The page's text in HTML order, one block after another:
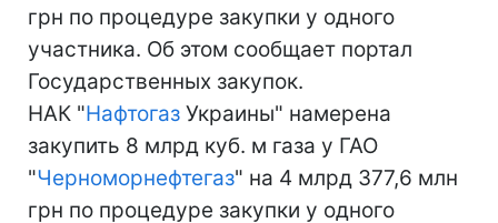
грн по процедуре закупки у одного
участника. Об этом сообщает портал
Государственных закупок.
НАК "Нафтогаз Украины" намерена
закупить 8 млрд куб. м газа у ГАО
"Черноморнефтегаз" на 4 млрд 377,6 млн
грн по процедуре закупки у одного